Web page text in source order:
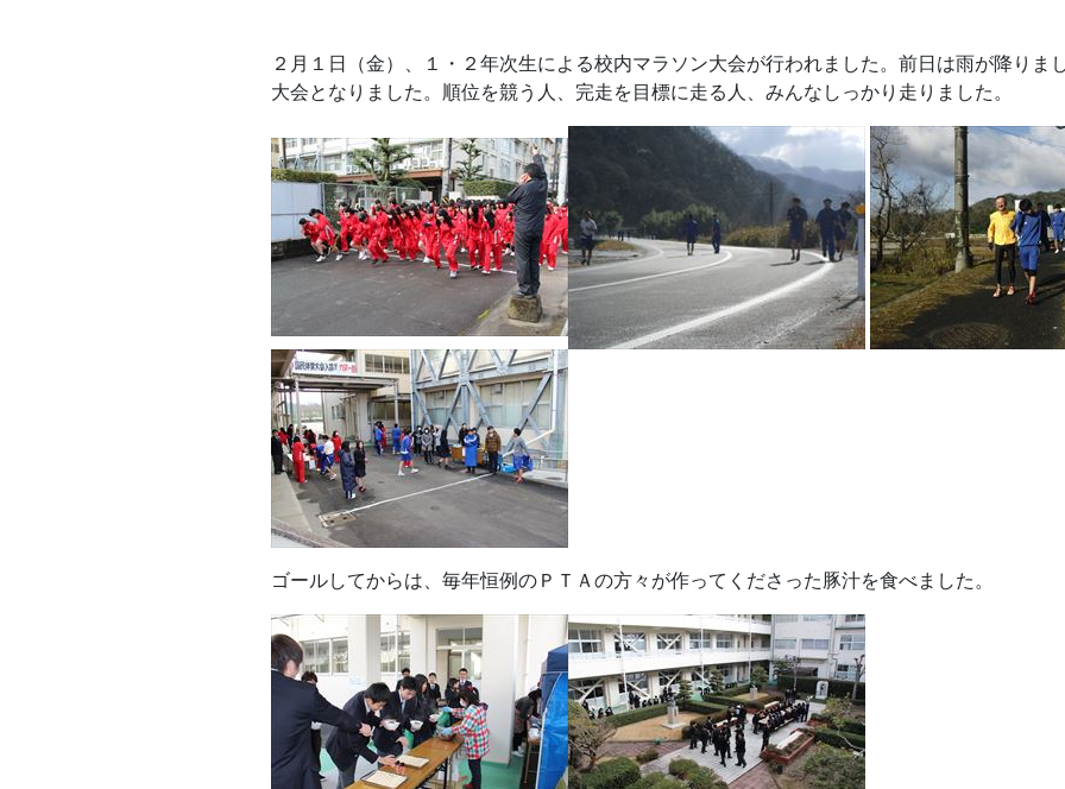
２月１日（金）、１・２年次生による校内マラソン大会が行われました。前日は雨が降りま
大会となりました。順位を競う人、完走を目標に走る人、みんなしっかり走りました。
ゴールしてからは、毎年恒例のＰＴＡの方々が作ってくださった豚汁を食べました。